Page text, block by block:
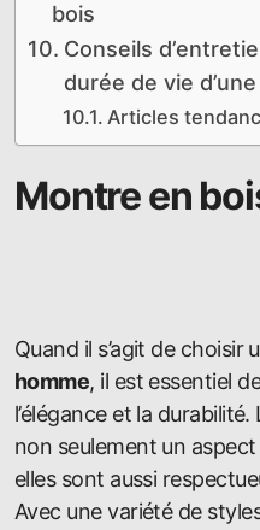
bois
Conseils
durée de vie
Articles
Montre en
Quand il s’agit de choisir
homme, il est essentiel
l’élégance et la
non seulement un
elles sont aussi
Avec une variété de